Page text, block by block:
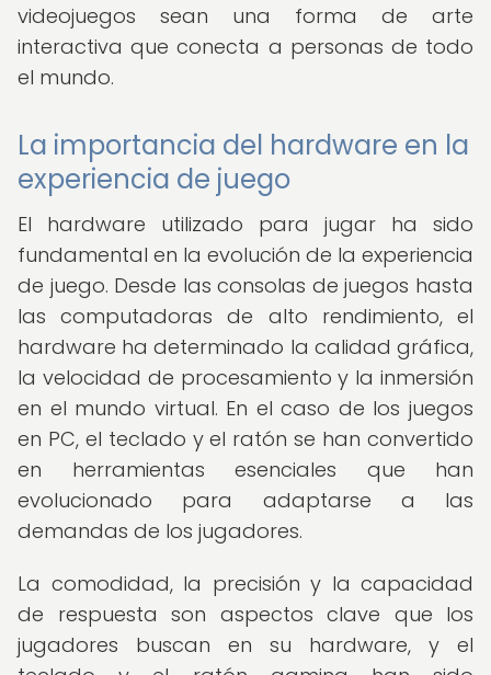
videojuegos sean una forma de arte
interactiva que conecta a personas de todo
el mundo.
La importancia del hardware en la
experiencia de juego
El hardware utilizado para jugar ha sido
fundamental en la evolución de la experiencia
de juego. Desde las consolas de juegos hasta
las computadoras de alto rendimiento, el
hardware ha determinado la calidad gráfica,
la velocidad de procesamiento y la inmersión
en el mundo virtual. En el caso de los juegos
en PC, el teclado y el ratón se han convertido
en herramientas esenciales que han
evolucionado para adaptarse a las
demandas de los jugadores.
La comodidad, la precisión y la capacidad
de respuesta son aspectos clave que los
jugadores buscan en su hardware, y el